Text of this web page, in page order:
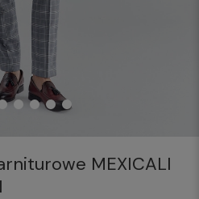
MEXICALI